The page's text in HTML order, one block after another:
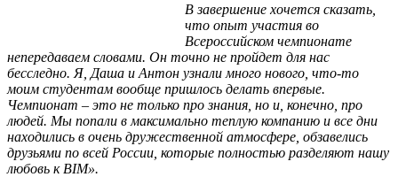
В завершение хочется сказать,
что опыт участия во
Всероссийском чемпионате
непередаваем словами. Он точно не пройдет для нас
бесследно. Я, Даша и Антон узнали много нового, что-то
моим студентам вообще пришлось делать впервые.
Чемпионат – это не только про знания, но и, конечно, про
людей. Мы попали в максимально теплую компанию и все дни
находились в очень дружественной атмосфере, обзавелись
друзьями по всей России, которые полностью разделяют нашу
любовь к BIM».